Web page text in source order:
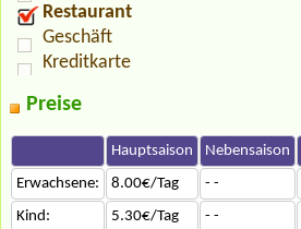
Restaurant
Geschäft
Kreditkarte
Preise
Hauptsaison Nebensaison
Erwachsene:
8.00€/Tag - -
Kind:
5.30€/Tag - -